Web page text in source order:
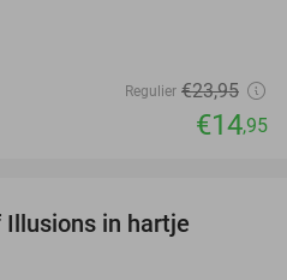
Regulier €23,95
€14,95
in hartje